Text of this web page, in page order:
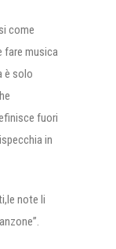
come
fare musica
è solo
fuori
in
note li